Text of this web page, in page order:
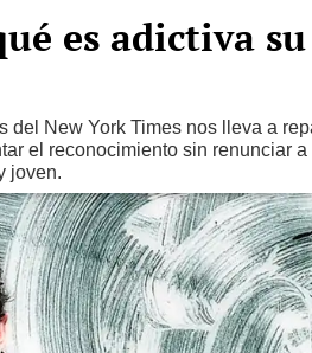
es adictiva su
New York Times nos lleva a
el reconocimiento sin renunciar a
joven.